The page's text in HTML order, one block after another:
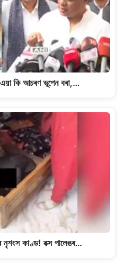
এয়া কি আচৰণ ভূপেন বৰা,…
নৃশংস কাণ্ড! বক্স পালেঙৰ…